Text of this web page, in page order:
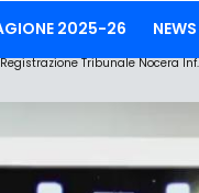
2025-26 NEWS
Tribunale Nocera Inf.